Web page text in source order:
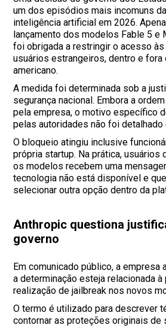
um dos episódios mais incomuns
inteligência artificial em 2026.
lançamento dos modelos Fable 5 e
foi obrigada a restringir o acesso
usuários estrangeiros, dentro e
americano.
A medida foi determinada sob a
segurança nacional. Embora a
pela empresa, o motivo específico
pelas autoridades não foi detalhado
O bloqueio atingiu inclusive
própria startup. Na prática, usuários
os modelos recebem uma
tecnologia não está disponível e
selecionar outra opção dentro da
Anthropic questiona
governo
Em comunicado público, a empresa
a determinação esteja relacionada
realização de jailbreak nos novos
O termo é utilizado para descrever
contornar as proteções originais de